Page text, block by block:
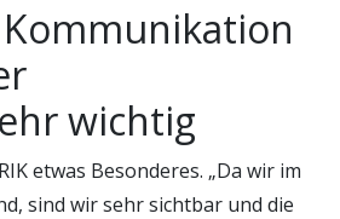
Kommunikation
wichtig
etwas Besonderes. „Da wir im
sind wir sehr sichtbar und die